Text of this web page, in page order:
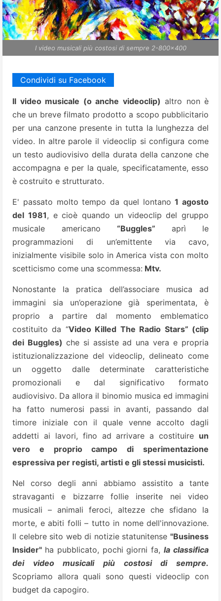
I video musicali più costosi di sempre 2-800x400
Condividi su Facebook
Il video musicale (o anche videoclip) altro non è
che un breve filmato prodotto a scopo pubblicitario
per una canzone presente in tutta la lunghezza del
video. In altre parole il videoclip si configura come
un testo audiovisivo della durata della canzone che
accompagna e per la quale, specificatamente, esso
è costruito e strutturato.
E' passato molto tempo da quel lontano1 agosto
del 1981, e cioè quando un videoclip del gruppo
musicale americano “Buggles” aprì le
programmazioni di un’emittente via cavo,
inizialmente visibile solo in America vista con molto
scetticismo come una scommessa: Mtv.
Nonostante la pratica dell’associare musica ad
immagini sia un’operazione già sperimentata, è
proprio a partire dal momento emblematico
costituito da “Video Killed The Radio Stars” (clip
dei Buggles) che si assiste ad una vera e propria
istituzionalizzazione del videoclip, delineato come
un oggetto dalle determinate caratteristiche
promozionali e dal significativo formato
audiovisivo. Da allora il binomio musica ed immagini
ha fatto numerosi passi in avanti, passando dal
timore iniziale con il quale venne accolto dagli
addetti ai lavori, fino ad arrivare a costituire un
vero e proprio campo di sperimentazione
espressiva per registi, artisti e gli stessi musicisti.
Nel corso degli anni abbiamo assistito a tante
stravaganti e bizzarre follie inserite nei video
musicali – animali feroci, altezze che sfidano la
morte, e abiti folli – tutto in nome dell'innovazione.
Il celebre sito web di notizie statunitense "Business
Insider" ha pubblicato, pochi giorni fa,la classifica
dei video musicali più costosi di sempre.
Scopriamo allora quali sono questi videoclip con
budget da capogiro.